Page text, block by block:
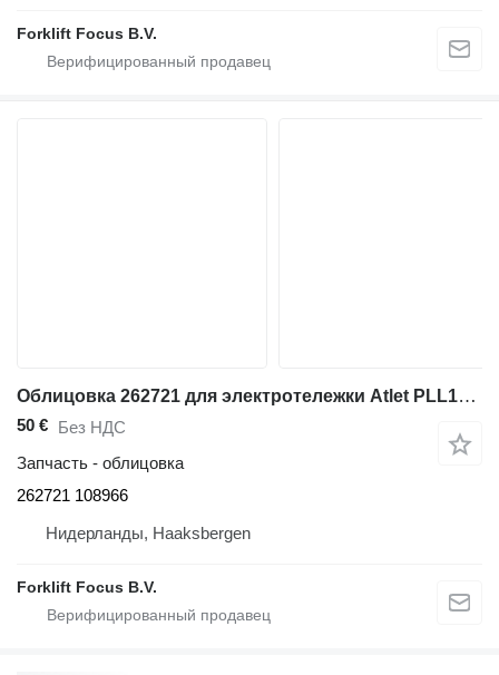
Forklift Focus B.V.
Облицовка 262721 для электротележки Atlet PLL180N
50 € Без НДС
Запчасть - облицовка
262721 108966
Нидерланды, Haaksbergen
Forklift Focus B.V.